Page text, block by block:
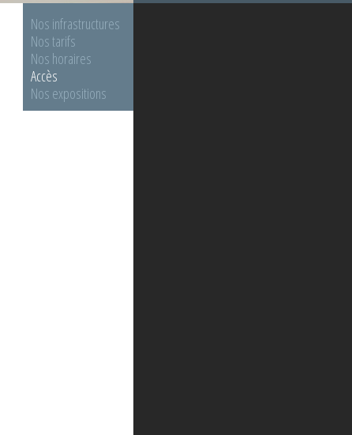
Nos infrastructures
Nos tarifs
Nos horaires
Accès
Nos expositions